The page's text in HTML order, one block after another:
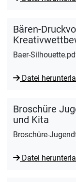
Bären-
Baer-
Datei
Broschüre
und Kita
Broschüre-
Datei